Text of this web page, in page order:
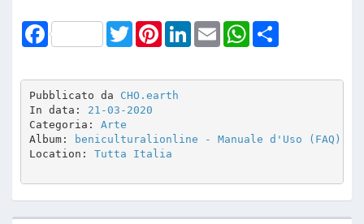
Facebook TwitterPinterestLinkedInEmail WhatsApp
Pubblicato da CHO.earth
In data: 21-03-2020
Categoria: Arte
Album:
beniculturalionline - Manuale d'Uso (FAQ)
Location: Tutta Italia